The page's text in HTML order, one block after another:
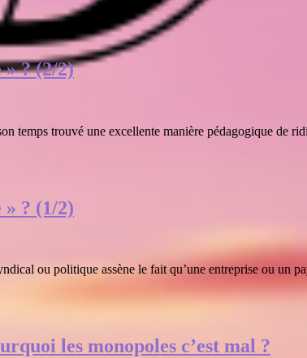
» ? (2/2)
temps trouvé une excellente manière pédagogique de
? (1/2)
ou politique assène le fait qu’une entreprise ou un
les monopoles c’est mal ?